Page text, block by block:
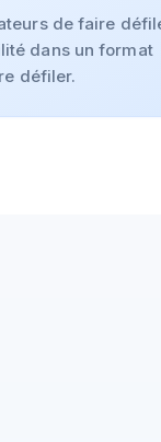
de faire
dans un format
défiler.